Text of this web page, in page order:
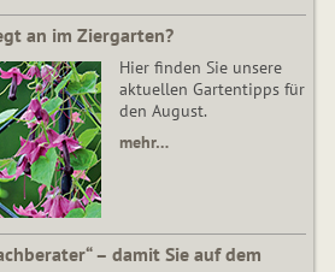
an im Ziergarten?
Hier finden Sie unsere
aktuellen Gartentipps für
den August.
mehr…
– damit Sie auf dem